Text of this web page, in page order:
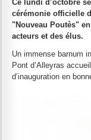
Ce lundi d’octobre
cérémonie officielle
"Nouveau Poutès"
acteurs et des élus.
Un immense barnum
Pont d’Alleyras
d’inauguration en